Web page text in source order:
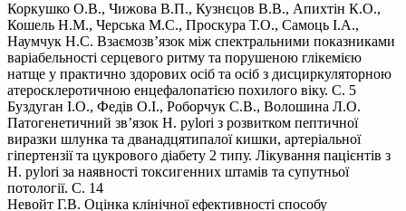
Коркушко О.В., Чижова В.П., Кузнєцов В.В., Апихтін К.О.,
Кошель Н.М., Черська М.С., Проскура Т.О., Самоць І.А.,
Наумчук Н.С. Взаємозв’язок між спектральними показниками
варіабельності серцевого ритму та порушеною глікемією
натще у практично здорових осіб та осіб з дисциркуляторною
атеросклеротичною енцефалопатією похилого віку. С. 5
Буздуган І.О., Федів О.І., Роборчук С.В., Волошина Л.О.
Патогенетичний зв’язок H. pylori з розвитком пептичної
виразки шлунка та дванадцятипалої кишки, артеріальної
гіпертензії та цукрового діабету 2 типу. Лікування пацієнтів з
H. pylori за наявності токсигенних штамів та супутньої
потології. С. 14
Невойт Г.В. Оцінка клінічної ефективності способу